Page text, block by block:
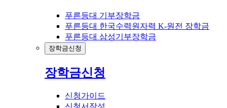
푸른등대 기부장학금
푸른등대 한국수력원자력 K-원전 장학금
푸른등대 삼성기부장학금
장학금신청
장학금신청
신청가이드